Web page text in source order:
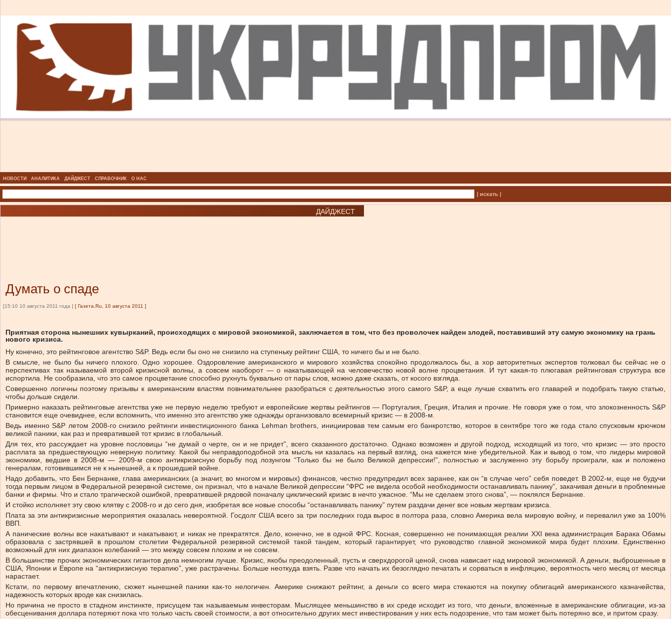
НОВОСТИ АНАЛИТИКА ДАЙДЖЕСТ СПРАВОЧНИК О НАС
| искать |
ДАЙДЖЕСТ
Думать о спаде
[15:10 10 августа 2011 года ] [ Газета.Ru, 10 августа 2011 ]
Приятная сторона нынешних кувырканий, происходящих с мировой экономикой, заключается в том, что без проволочек найден злодей, поставивший эту самую экономику на грань
нового кризиса.
Ну конечно, это рейтинговое агентство S&P. Ведь если бы оно не снизило на ступеньку рейтинг США, то ничего бы и не было.
В смысле, не было бы ничего плохого. Одно хорошее. Оздоровление американского и мирового хозяйства спокойно продолжалось бы, а хор авторитетных экспертов толковал бы сейчас не о
перспективах так называемой второй кризисной волны, а совсем наоборот — о накатывающей на человечество новой волне процветания. И тут какая-то плюгавая рейтинговая структура все
испортила. Не сообразила, что это самое процветание способно рухнуть буквально от пары слов, можно даже сказать, от косого взгляда.
Совершенно логичны поэтому призывы к американским властям повнимательнее разобраться с деятельностью этого самого S&P, а еще лучше схватить его главарей и подобрать такую статью,
чтобы дольше сидели.
Примерно наказать рейтинговые агентства уже не первую неделю требуют и европейские жертвы рейтингов — Португалия, Греция, Италия и прочие. Не говоря уже о том, что злокозненность S&P
становится еще очевиднее, если вспомнить, что именно это агентство уже однажды организовало всемирный кризис — в 2008-м.
Ведь именно S&P летом 2008-го снизило рейтинги инвестиционного банка Lehman brothers, инициировав тем самым его банкротство, которое в сентябре того же года стало спусковым крючком
великой паники, как раз и превратившей тот кризис в глобальный.
Для тех, кто рассуждает на уровне пословицы “не думай о черте, он и не придет”, всего сказанного достаточно. Однако возможен и другой подход, исходящий из того, что кризис — это просто
расплата за предшествующую неверную политику. Какой бы неправдоподобной эта мысль ни казалась на первый взгляд, она кажется мне убедительной. Как и вывод о том, что лидеры мировой
экономики, ведшие в 2008-м — 2009-м свою антикризисную борьбу под лозунгом “Только бы не было Великой депрессии!”, полностью и заслуженно эту борьбу проиграли, как и положено
генералам, готовившимся не к нынешней, а к прошедшей войне.
Надо добавить, что Бен Бернанке, глава американских (а значит, во многом и мировых) финансов, честно предупредил всех заранее, как он “в случае чего” себя поведет. В 2002-м, еще не будучи
тогда первым лицом в Федеральной резервной системе, он признал, что в начале Великой депрессии “ФРС не видела особой необходимости останавливать панику”, закачивая деньги в проблемные
банки и фирмы. Что и стало трагической ошибкой, превратившей рядовой поначалу циклический кризис в нечто ужасное. “Мы не сделаем этого снова”, — поклялся Бернанке.
И стойко исполняет эту свою клятву с 2008-го и до сего дня, изобретая все новые способы “останавливать панику” путем раздачи денег все новым жертвам кризиса.
Плата за эти антикризисные мероприятия оказалась невероятной. Госдолг США всего за три последних года вырос в полтора раза, словно Америка вела мировую войну, и перевалил уже за 100%
ВВП.
А панические волны все накатывают и накатывают, и никак не прекратятся. Дело, конечно, не в одной ФРС. Косная, совершенно не понимающая реалии XXI века администрация Барака Обамы
образовала с застрявшей в прошлом столетии Федеральной резервной системой такой тандем, который гарантирует, что руководство главной экономикой мира будет плохим. Единственно
возможный для них диапазон колебаний — это между совсем плохим и не совсем.
В большинстве прочих экономических гигантов дела немногим лучше. Кризис, якобы преодоленный, пусть и сверхдорогой ценой, снова нависает над мировой экономикой. А деньги, выброшенные в
США, Японии и Европе на “антикризисную терапию”, уже растрачены. Больше неоткуда взять. Разве что начать их безоглядно печатать и сорваться в инфляцию, вероятность чего месяц от месяца
нарастает.
Кстати, по первому впечатлению, сюжет нынешней паники как-то нелогичен. Америке снижают рейтинг, а деньги со всего мира стекаются на покупку облигаций американского казначейства,
надежность которых вроде как снизилась.
Но причина не просто в стадном инстинкте, присущем так называемым инвесторам. Мыслящее меньшинство в их среде исходит из того, что деньги, вложенные в американские облигации, из-за
обесценивания доллара потеряют пока что только часть своей стоимости, а вот относительно других мест инвестирования у них есть подозрение, что там может быть потеряно все, и притом сразу.